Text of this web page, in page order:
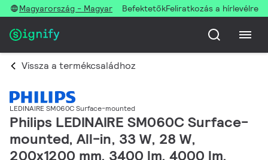
Magyarország - Magyar BefektetőkFeliratkozás a hírlevélre
Vissza a termékcsaládhoz
LEDINAIRE SM060C Surface-mounted
Philips LEDINAIRE SM060C Surface-
mounted, All-in, 33 W, 28 W,
200x1200 mm, 3400 lm, 4000 lm,